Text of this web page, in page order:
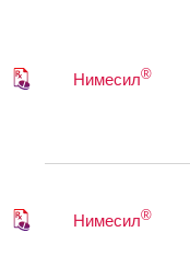
Нимесил®
Нимесил®